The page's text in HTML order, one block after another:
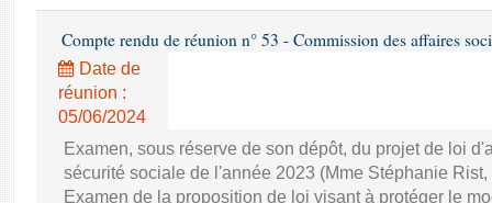
Compte rendu de réunion n° 53 - Commission des affaires
Date de
réunion :
05/06/2024
Examen, sous réserve de son dépôt, du projet de loi
sécurité sociale de l'année 2023 (Mme Stéphanie
Examen de la proposition de loi visant à protéger le